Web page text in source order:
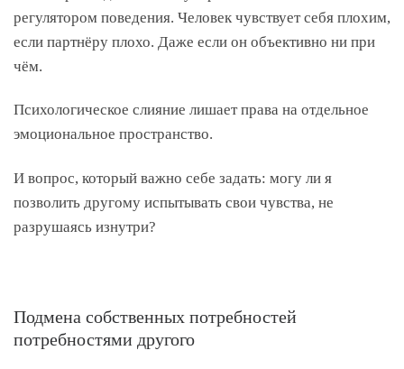
регулятором поведения. Человек чувствует себя плохим,
если партнёру плохо. Даже если он объективно ни при
чём.
Психологическое слияние лишает права на отдельное
эмоциональное пространство.
И вопрос, который важно себе задать: могу ли я
позволить другому испытывать свои чувства, не
разрушаясь изнутри?
Подмена собственных потребностей
потребностями другого